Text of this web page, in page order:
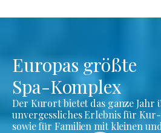
Europas größte
Spa-Komplex
Der Kurort bietet das ganze Jahr
unvergessliches Erlebnis für
sowie für Familien mit kleinen